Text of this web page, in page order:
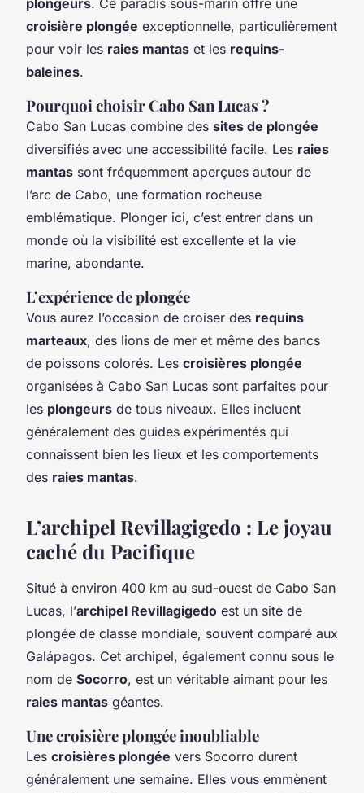
croisière plongée exceptionnelle, particulièrement
pour voir les raies mantas et les requins-
baleines.
Pourquoi choisir Cabo San Lucas ?
Cabo San Lucas combine des sites de plongée
diversifiés avec une accessibilité facile. Les raies
mantas sont fréquemment aperçues autour de
l’arc de Cabo, une formation rocheuse
emblématique. Plonger ici, c’est entrer dans un
monde où la visibilité est excellente et la vie
marine, abondante.
L’expérience de plongée
Vous aurez l’occasion de croiser des requins
marteaux, des lions de mer et même des bancs
de poissons colorés. Les croisières plongée
organisées à Cabo San Lucas sont parfaites pour
les plongeurs de tous niveaux. Elles incluent
généralement des guides expérimentés qui
connaissent bien les lieux et les comportements
des raies mantas.
L’archipel Revillagigedo : Le joyau
caché du Pacifique
Situé à environ 400 km au sud-ouest de Cabo San
Lucas, l’archipel Revillagigedo est un site de
plongée de classe mondiale, souvent comparé aux
Galápagos. Cet archipel, également connu sous le
nom de Socorro, est un véritable aimant pour les
raies mantas géantes.
Une croisière plongée inoubliable
Les croisières plongée vers Socorro durent
généralement une semaine. Elles vous emmènent